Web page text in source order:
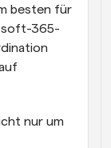
besten für
365-
nur um